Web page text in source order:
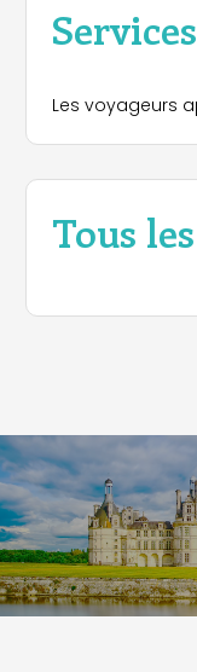
Services
Les voyageurs
Tous